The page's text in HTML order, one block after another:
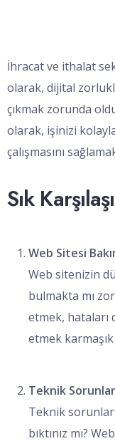
İhracat ve ithalat
olarak, dijital
çıkmak zorunda
olarak, işinizi
çalışmasını
Sık
Web Sitesi
Web sitenizin
bulmakta mı
etmek, hataları
etmek
Teknik Sorunlar
Teknik
bıktınız mı?